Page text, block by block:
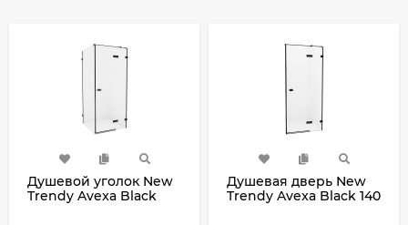
Душевой уголок New
Trendy Avexa Black
Душевая дверь New
Trendy Avexa Black 140